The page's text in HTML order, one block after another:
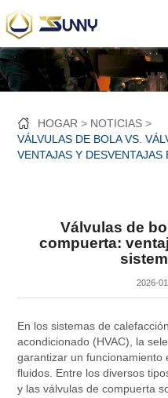
HOGAR
NOTICIAS
VÁLVULAS DE BOLA VS.
VENTAJAS Y DESVENTAJAS
Válvulas de
compuerta:
2026-
En los sistemas de
acondicionado (HVAC), la
garantizar un funcionamiento
fluidos. Entre los diversos
y las válvulas de compuerta